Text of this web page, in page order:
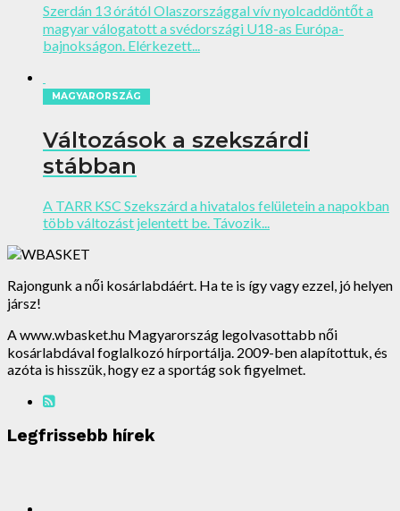
Szerdán 13 órától Olaszországgal vív nyolcaddöntőt a
magyar válogatott a svédországi U18-as Európa-
bajnokságon. Elérkezett...
MAGYARORSZÁG
Változások a szekszárdi
stábban
A TARR KSC Szekszárd a hivatalos felületein a napokban
több változást jelentett be. Távozik...
Rajongunk a női kosárlabdáért. Ha te is így vagy ezzel, jó helyen
jársz!
A www.wbasket.hu Magyarország legolvasottabb női
kosárlabdával foglalkozó hírportálja. 2009-ben alapítottuk, és
azóta is hisszük, hogy ez a sportág sok figyelmet.
Legfrissebb hírek